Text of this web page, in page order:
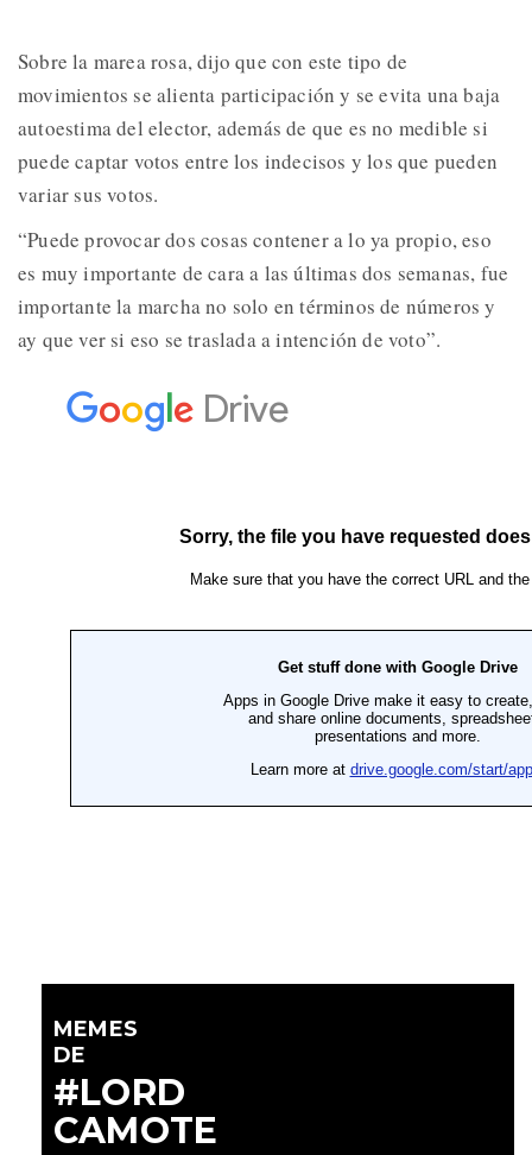
Sobre la marea rosa, dijo que con este tipo de
movimientos se alienta participación y se evita una baja
autoestima del elector, además de que es no medible si
puede captar votos entre los indecisos y los que pueden
variar sus votos.
“Puede provocar dos cosas contener a lo ya propio, eso
es muy importante de cara a las últimas dos semanas, fue
importante la marcha no solo en términos de números y
ay que ver si eso se traslada a intención de voto”.
MEMES
DE
#LORD
CAMOTE